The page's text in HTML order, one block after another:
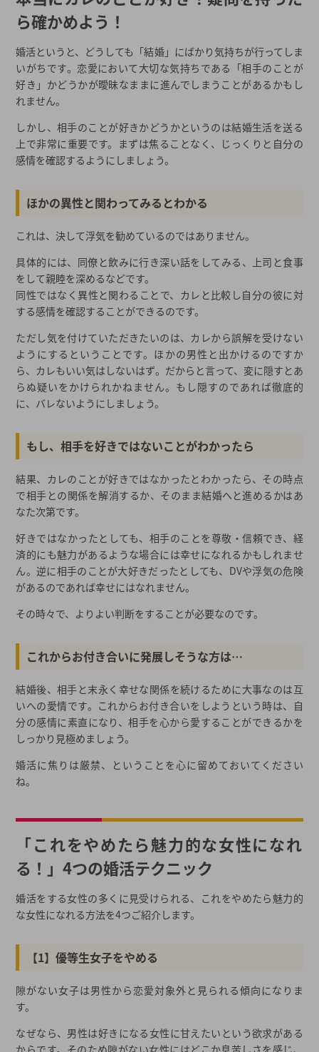
ら確かめよう！
婚活というと、どうしても「結婚」にばかり気持ちが行ってしま
いがちです。恋愛において大切な気持ちである「相手のことが
好き」かどうかが曖昧なままに進んでしまうことがあるかもし
れません。
しかし、相手のことが好きかどうかというのは結婚生活を送る
上で非常に重要です。まずは焦ることなく、じっくりと自分の
感情を確認するようにしましょう。
ほかの異性と関わってみるとわかる
これは、決して浮気を勧めているのではありません。
具体的には、同僚と飲みに行き深い話をしてみる、上司と食事
をして親睦を深めるなどです。
同性ではなく異性と関わることで、カレと比較し自分の彼に対
する感情を確認することができるのです。
ただし気を付けていただきたいのは、カレから誤解を受けない
ようにするということです。ほかの男性と出かけるのですか
ら、カレもいい気はしないはず。だからと言って、変に隠すとあ
らぬ疑いをかけられかねません。もし隠すのであれば徹底的
に、バレないようにしましょう。
もし、相手を好きではないことがわかったら
結果、カレのことが好きではなかったとわかったら、その時点
で相手との関係を解消するか、そのまま結婚へと進めるかはあ
なた次第です。
好きではなかったとしても、相手のことを尊敬・信頼でき、経
済的にも魅力があるような場合には幸せになれるかもしれませ
ん。逆に相手のことが大好きだったとしても、DVや浮気の危険
があるのであれば幸せにはなれません。
その時々で、よりよい判断をすることが必要なのです。
これからお付き合いに発展しそうな方は…
結婚後、相手と末永く幸せな関係を続けるために大事なのは互
いへの愛情です。これからお付き合いをしようという時は、自
分の感情に素直になり、相手を心から愛することができるかを
しっかり見極めましょう。
婚活に焦りは厳禁、ということを心に留めておいてください
ね。
「これをやめたら魅力的な女性になれ
る！」4つの婚活テクニック
婚活をする女性の多くに見受けられる、これをやめたら魅力的
な女性になれる方法を4つご紹介します。
【1】優等生女子をやめる
隙がない女子は男性から恋愛対象外と見られる傾向になりま
す。
なぜなら、男性は好きになる女性に甘えたいという欲求がある